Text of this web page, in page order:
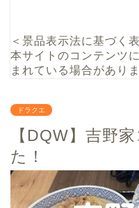
＜景品表示法に基づく
本サイトのコンテンツ
まれている場合がありま
ドラクエ
【DQW】吉野
た！